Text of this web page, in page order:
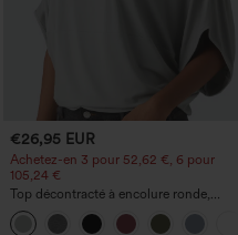
€26,95 EUR
Achetez-en 3 pour 52,62 €, 6 pour
105,24 €
Top décontracté à encolure ronde,
manches chauve-souris et coupe ample